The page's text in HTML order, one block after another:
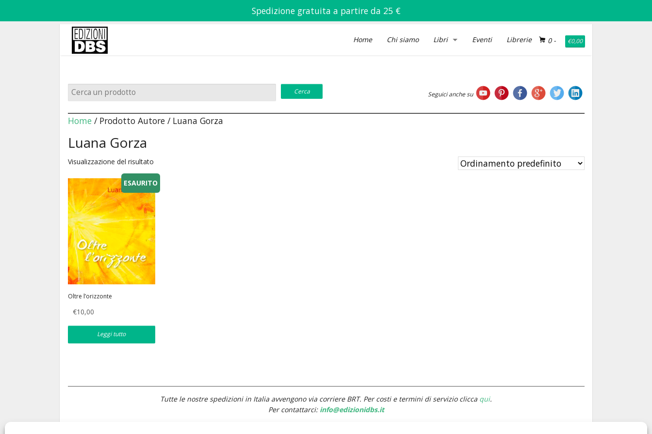
Spedizione gratuita a partire da 25 €
0- €0,00
Home Chi siamo Libri Eventi Librerie
Seguici anche su
Home/ Prodotto Autore / Luana Gorza
Luana Gorza
Visualizzazione del risultato
ESAURITO
Oltre l’orizzonte
€10,00
Leggi tutto
Tutte le nostre spedizioni in Italia avvengono via corriere BRT. Per costi e termini di servizio clicca qui.
Per contattarci: info@edizionidbs.it